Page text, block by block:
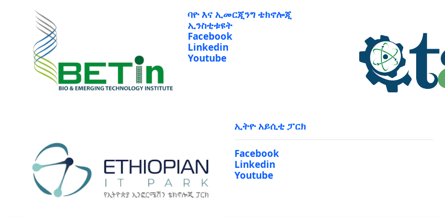
ባዮ እና ኢመርጂንግ ቴክኖሎጂ
ኢንስቲቱዩት
Facebook
Linkedin
Youtube
ኢትዮ አይሲቲ ፓርክ
Facebook
Linkedin
Youtube